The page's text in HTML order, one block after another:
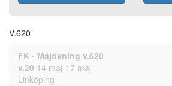
V.620
FK - Majövning v.620
v.20 14 maj-17 maj
Linköping